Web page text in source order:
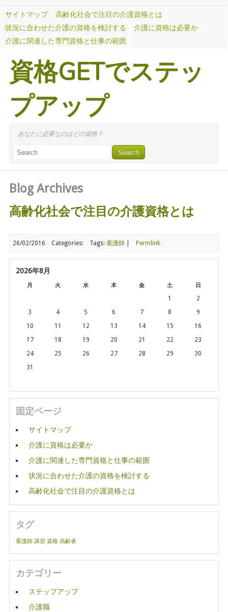
サイトマップ
高齢化社会で注目の介護資格とは
状況に合わせた介護の資格を検討する
介護に資格は必要か
介護に関連した専門資格と仕事の範囲
資格GETでステッ
プアップ
あなたに必要なのはどの資格？
Blog Archives
高齢化社会で注目の介護資格とは
26/02/2016 Categories: Tags: 看護師 Permlink
2026年8月
月 火 水 木 金 土 日
1
2
3
4 5 6 7 8
9
10
11 12 13 14 15
16
17
18 19 20 21 22
23
24
25 26 27 28 29
30
31
固定ページ
サイトマップ
介護に資格は必要か
介護に関連した専門資格と仕事の範囲
状況に合わせた介護の資格を検討する
高齢化社会で注目の介護資格とは
タグ
看護師 講習 資格 高齢者
カテゴリー
ステップアップ
介護職